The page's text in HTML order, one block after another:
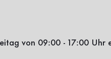
von 09:00 - 17:00 Uhr